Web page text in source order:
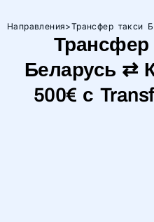
Направления>Трансфер такси
Трансфер
Беларусь ⇄
500€ с